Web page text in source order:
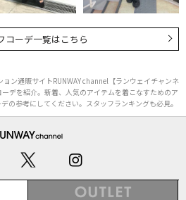
コーデ一覧はこちら
ン通販サイトRUNWAY channel【ランウェイチャンネ
デを紹介。新着、人気のアイテムを着こなすためのア
の参考にしてください。スタッフランキングも必見。